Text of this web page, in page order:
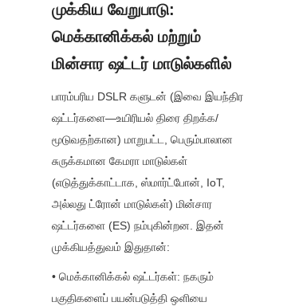
முக்கிய வேறுபாடு:
மெக்கானிக்கல் மற்றும்
மின்சார ஷட்டர் மாடுல்களில்
பாரம்பரிய DSLR களுடன் (இவை இயந்திர
ஷட்டர்களை—உயிரியல் திரை திறக்க/
மூடுவதற்கான) மாறுபட்ட, பெரும்பாலான
சுருக்கமான கேமரா மாடுல்கள்
(எடுத்துக்காட்டாக, ஸ்மார்ட்போன், IoT,
அல்லது ட்ரோன் மாடுல்கள்) மின்சார
ஷட்டர்களை (ES) நம்புகின்றன. இதன்
முக்கியத்துவம் இதுதான்:
• மெக்கானிக்கல் ஷட்டர்கள்: நகரும்
பகுதிகளைப் பயன்படுத்தி ஒளியை